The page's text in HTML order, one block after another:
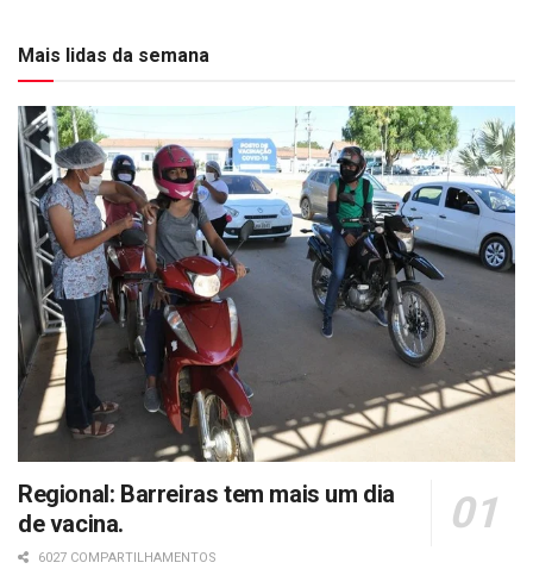
Mais lidas da semana
Regional: Barreiras tem mais um dia
de vacina.
6027 COMPARTILHAMENTOS